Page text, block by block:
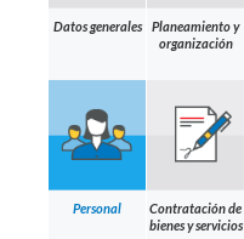
Datos generales
Planeamiento y
organización
Personal
Contratación de
bienes y servicios